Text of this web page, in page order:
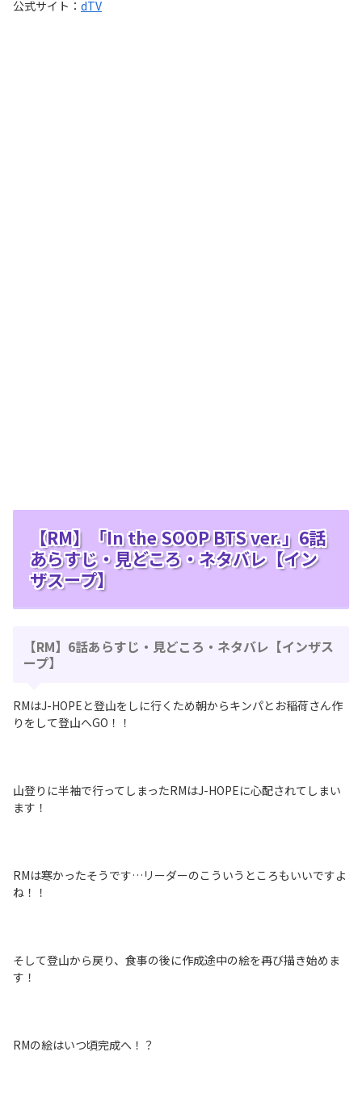
公式サイト： dTV
【RM】「In the SOOP BTS ver.」6話
あらすじ・見どころ・ネタバレ【イン
ザスープ】
【RM】6話あらすじ・見どころ・ネタバレ【インザス
ープ】
RMはJ-HOPEと登山をしに行くため朝からキンパとお稲荷さん作
りをして登山へGO！！
山登りに半袖で行ってしまったRMはJ-HOPEに心配されてしまい
ます！
RMは寒かったそうです…リーダーのこういうところもいいですよ
ね！！
そして登山から戻り、食事の後に作成途中の絵を再び描き始めま
す！
RMの絵はいつ頃完成へ！？